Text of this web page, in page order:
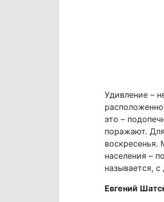
Удивление –
это –
поражают.
населения –
называется,
Евгений